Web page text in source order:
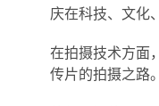
庆在科技、文化
在拍摄技术方面
传片的拍摄之路